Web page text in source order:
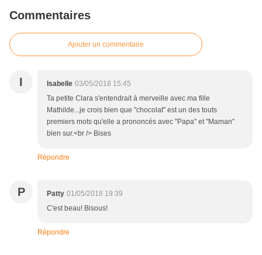
Commentaires
Ajouter un commentaire
I Isabelle 03/05/2018 15:45
Ta petite Clara s'entendrait à merveille avec ma fille
Mathilde...je crois bien que "chocolat" est un des touts
premiers mots qu'elle a prononcés avec "Papa" et "Maman"
bien sur.<br /> Bises
Répondre
P Patty 01/05/2018 19:39
C'est beau! Bisous!
Répondre